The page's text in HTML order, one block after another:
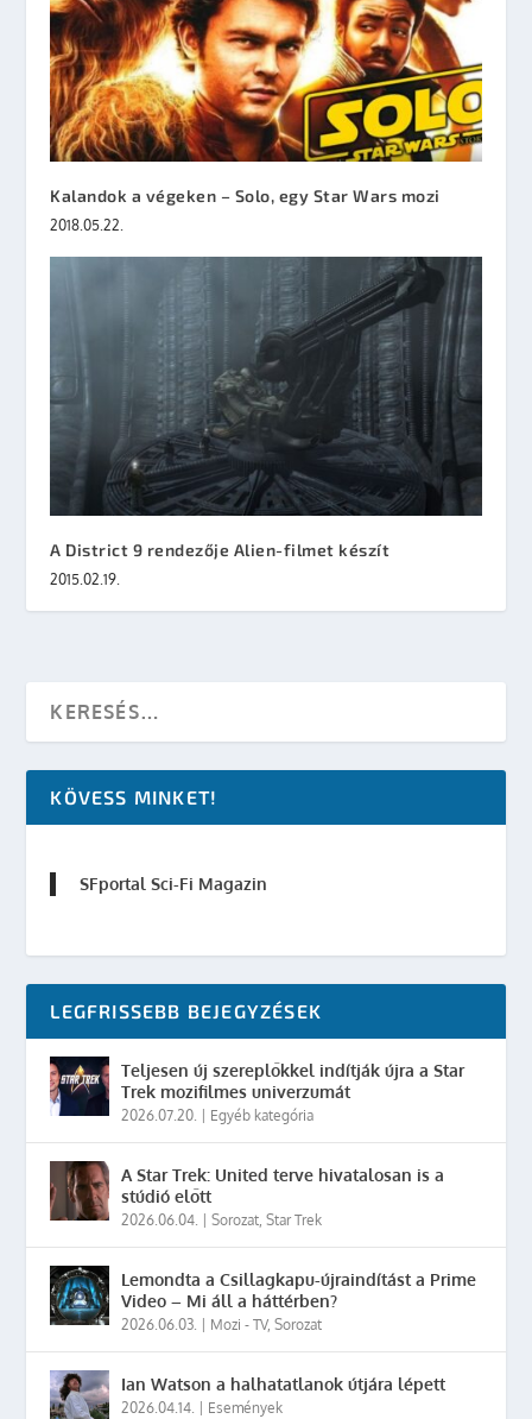
Kalandok a végeken – Solo, egy Star Wars mozi
2018.05.22.
A District 9 rendezője Alien-filmet készít
2015.02.19.
KÖVESS MINKET!
SFportal Sci-Fi Magazin
LEGFRISSEBB BEJEGYZÉSEK
Teljesen új szereplőkkel indítják újra a Star
Trek mozifilmes univerzumát
2026.07.20. Egyéb kategória
A Star Trek: United terve hivatalosan is a
stúdió előtt
2026.06.04. |Sorozat,Star Trek
Lemondta a Csillagkapu-újraindítást a Prime
Video – Mi áll a háttérben?
2026.06.03. Mozi - TV,Sorozat
Ian Watson a halhatatlanok útjára lépett
2026.04.14. Események